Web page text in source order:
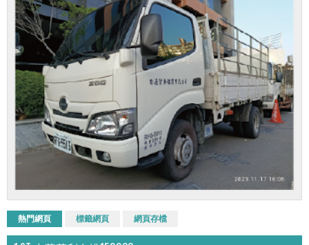
熱門網頁 標籤網頁 網頁存檔